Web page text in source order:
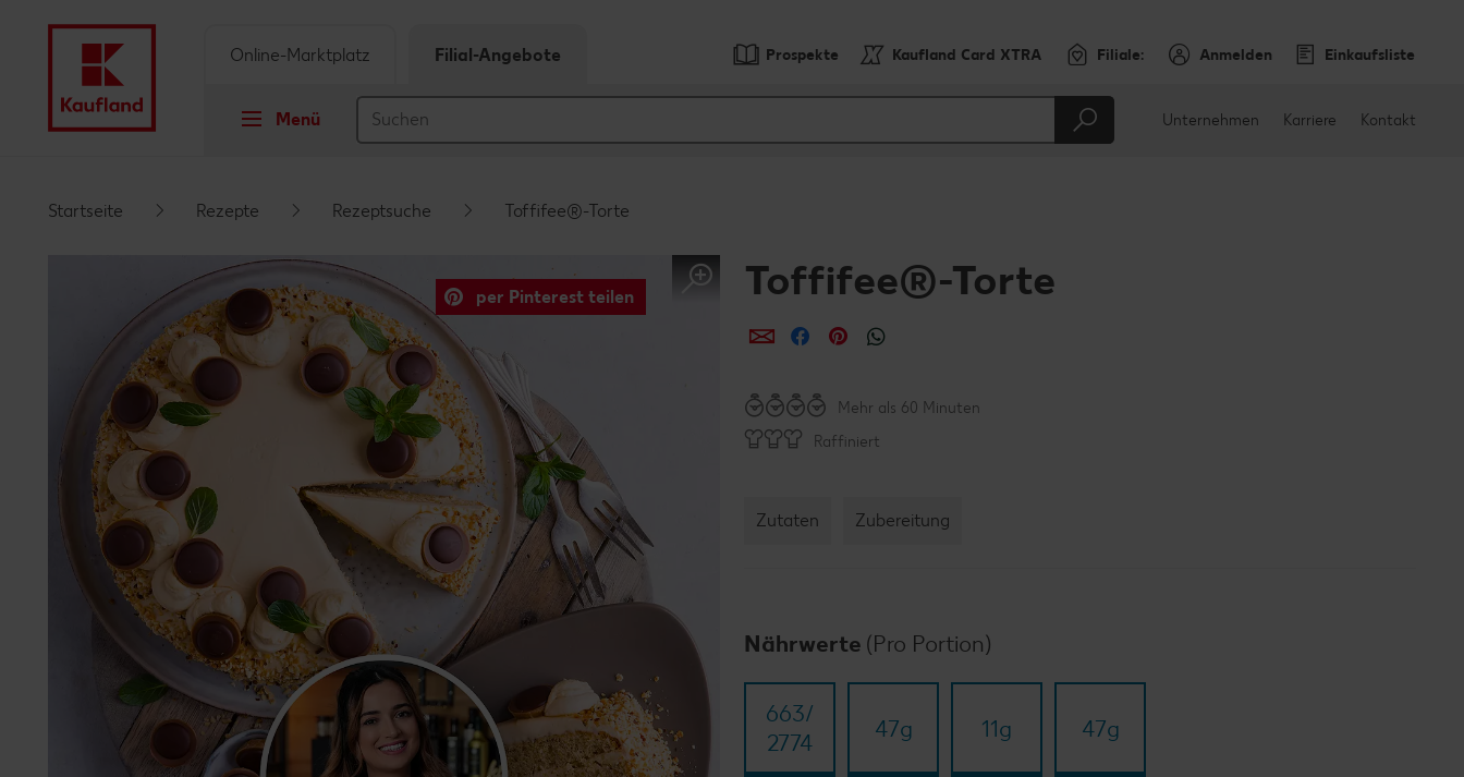
Schwebender Seitenbereich
Prospekte Kaufland Card XTRA Filiale: Anmelden Einkaufsliste
Menü
Online-Marktplatz Filial-Angebote
Unternehmen Karriere Kontakt
Startseite Rezepte Rezeptsuche Toffifee®-Torte
per Pinterest teilen Toffifee®-Torte
per E-Mail teilen
per Facebook teilen
per Pinterest teilen
Mehr als 60 Minuten
Raffiniert
Zutaten Zubereitung
Nährwerte (Pro Portion)
663/​
2774
47g 11g 47g